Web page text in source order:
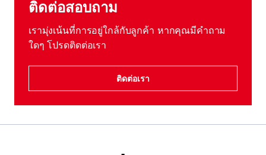
ติดต่อสอบถาม
เรามุ่งเน้นที่การอยู่ใกล้กับลูกค้า หากคุณมีคําถาม
ใดๆ โปรดติดต่อเรา
ติดต่อเรา